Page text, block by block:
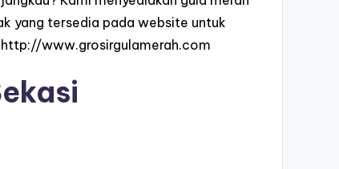
yang tersedia pada website untuk
http://www.grosirgulamerah.com